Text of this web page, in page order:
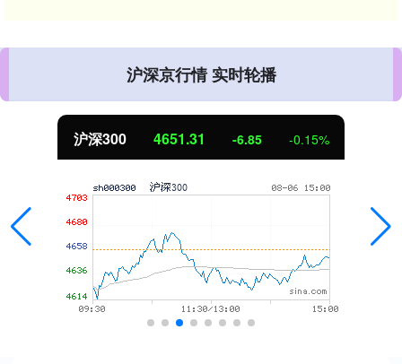
沪深京行情 实时轮播
沪深300 4651.31 -6.85 -0.15%